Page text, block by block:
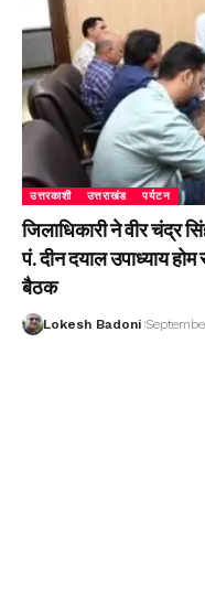
उत्तरकाशी उत्तराखंड पर्यटन
जिलाधिकारी ने वीर चंद्र
पं. दीन दयाल उपाध्याय
बैठक
Lokesh Badoni